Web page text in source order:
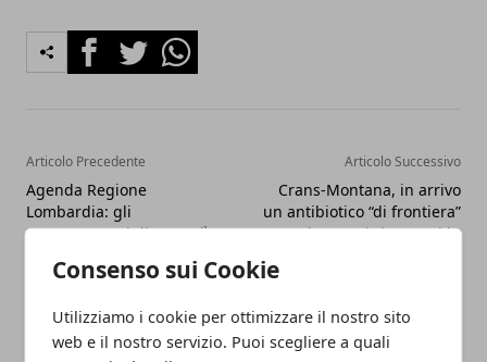
Consenso sui Cookie
Utilizziamo i cookie per ottimizzare il nostro sito
web e il nostro servizio. Puoi scegliere a quali
FacebookTwitterWhatsapp
Articolo Precedente
Agenda Regione
Lombardia: gli
appuntamenti di venerdì
agricoltura e sport
Articolo Successivo
Crans-Montana, in arrivo
un antibiotico “di frontiera”
per i ragazzi ricoverati in